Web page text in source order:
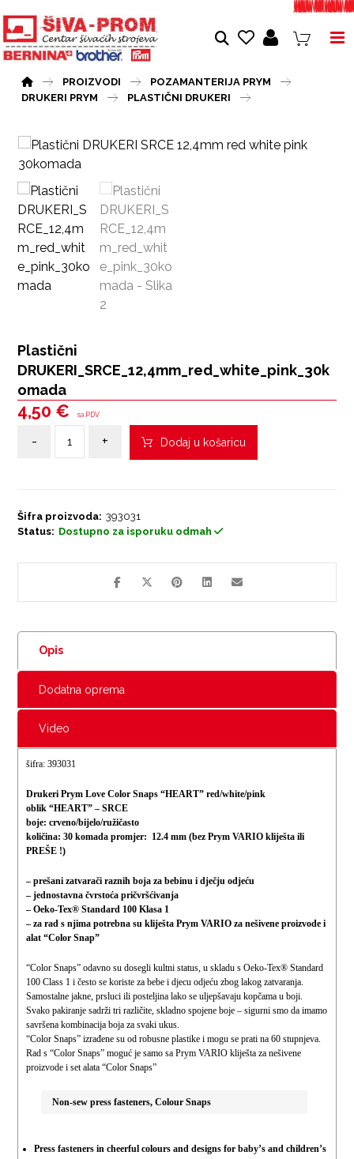
PROIZVODI
POZAMANTERIJA PRYM
DRUKERI PRYM
PLASTIČNI DRUKERI
Plastični
DRUKERI_SRCE_12,4mm_red_white_pink_30k
omada
4,50 € sa PDV
- + Dodaj u košaricu
Šifra proizvoda: 393031
Status: Dostupno za isporuku odmah
Opis
Dodatna oprema
Video
šifra: 393031
Drukeri Prym Love Color Snaps “HEART” red/white/pink
oblik “HEART” – SRCE
boje: crveno/bijelo/ružičasto
količina: 30 komada promjer: 12.4 mm(bez Prym VARIO kliješta ili
PREŠE !)
– prešani zatvarači raznih boja za bebinu i dječju odjeću
– jednostavna čvrstoća pričvršćivanja
– Oeko-Tex® Standard 100 Klasa 1
– za rad s njima potrebna su kliješta Prym VARIO za nešivene proizvode i
alat “Color Snap”
“Color Snaps” odavno su dosegli kultni status, u skladu s Oeko-Tex® Standard
100 Class 1 i često se koriste za bebe i djecu odjeću zbog lakog zatvaranja.
Samostalne jakne, prsluci ili posteljina lako se uljepšavaju kopčama u boji.
Svako pakiranje sadrži tri različite, skladno spojene boje – sigurni smo da imamo
savršena kombinacija boja za svaki ukus.
“Color Snaps” izrađene su od robusne plastike i mogu se prati na 60 stupnjeva.
Rad s “Color Snaps” moguć je samo sa Prym VARIO kliješta za nešivene
proizvode i set alata “Color Snaps”
Non-sew press fasteners, Colour Snaps
Press fasteners in cheerful colours and designs for baby’s and children’s